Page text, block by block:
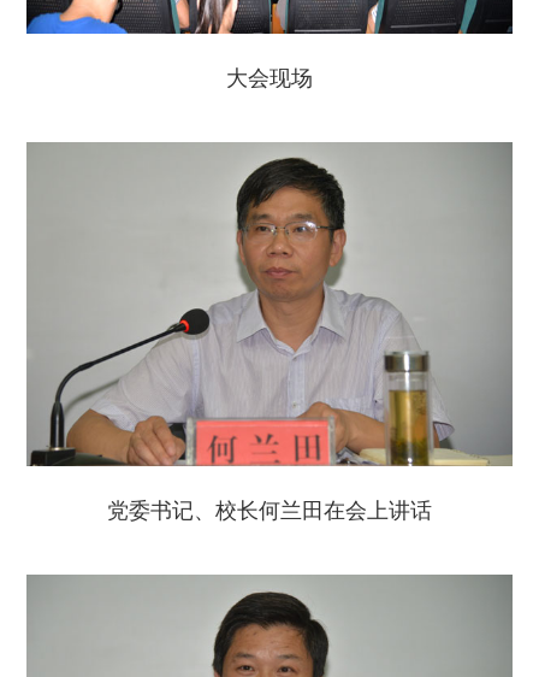
大会现场
党委书记、校长何兰田在会上讲话